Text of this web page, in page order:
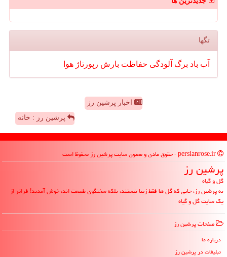
تگها
آب باد برگ آلودگی حفاظت بارش رپورتاژ هوا
اخبار پرشین رز
پرشین رز : خانه
پرشین رز
گل و گیاه
به پرشین رز، جایی که گل ها فقط زیبا نیستند، بلکه سخنگوی طبیعت اند، خوش آمدید! فراتر از
یک سایت گل و گیاه
صفحات پرشین رز
درباره ما
تبلیغات در پرشین رز